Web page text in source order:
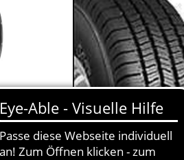
R16
2 x 225/75/15 Roadstone/
Nexen
Roadian HT
Offroadreifen